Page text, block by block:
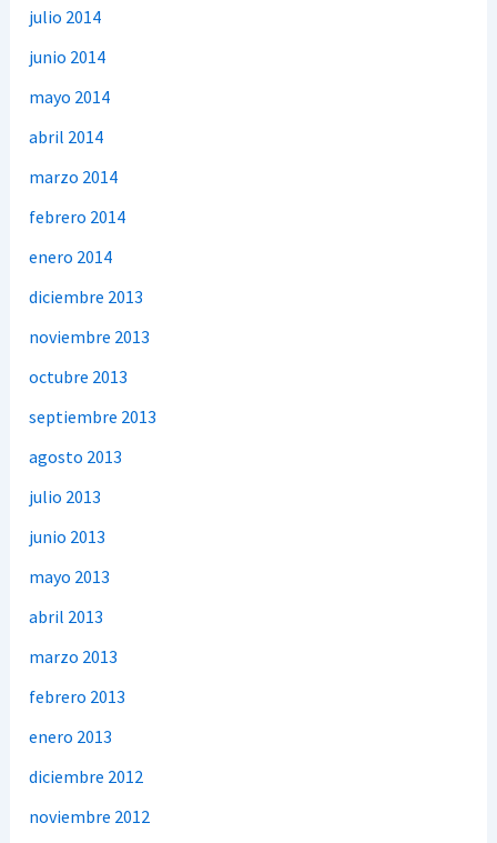
julio 2014
junio 2014
mayo 2014
abril 2014
marzo 2014
febrero 2014
enero 2014
diciembre 2013
noviembre 2013
octubre 2013
septiembre 2013
agosto 2013
julio 2013
junio 2013
mayo 2013
abril 2013
marzo 2013
febrero 2013
enero 2013
diciembre 2012
noviembre 2012